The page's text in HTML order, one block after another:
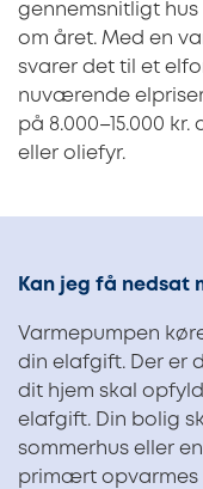
gennemsnitligt hus
om året. Med en
svarer det til et
nuværende
på 8.000–15.000
eller oliefyr.
Kan jeg få nedsat
Varmepumpen
din elafgift. Der er
dit hjem skal
elafgift. Din bolig
sommerhus eller
primært opvarmes